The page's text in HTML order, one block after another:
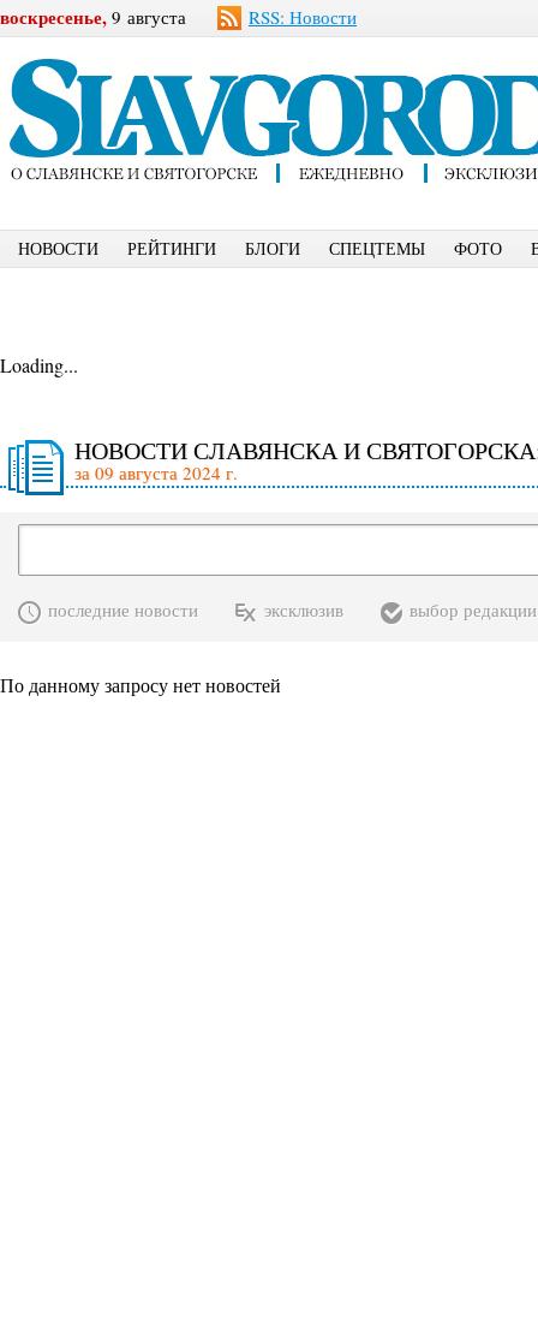
воскресенье, 9 августа RSS: Новости
НОВОСТИ РЕЙТИНГИ БЛОГИ СПЕЦТЕМЫ ФОТО
Loading...
НОВОСТИ СЛАВЯНСКА И
за 09 августа 2024 г.
последние новости эксклюзив выбор редакции
По данному запросу нет новостей